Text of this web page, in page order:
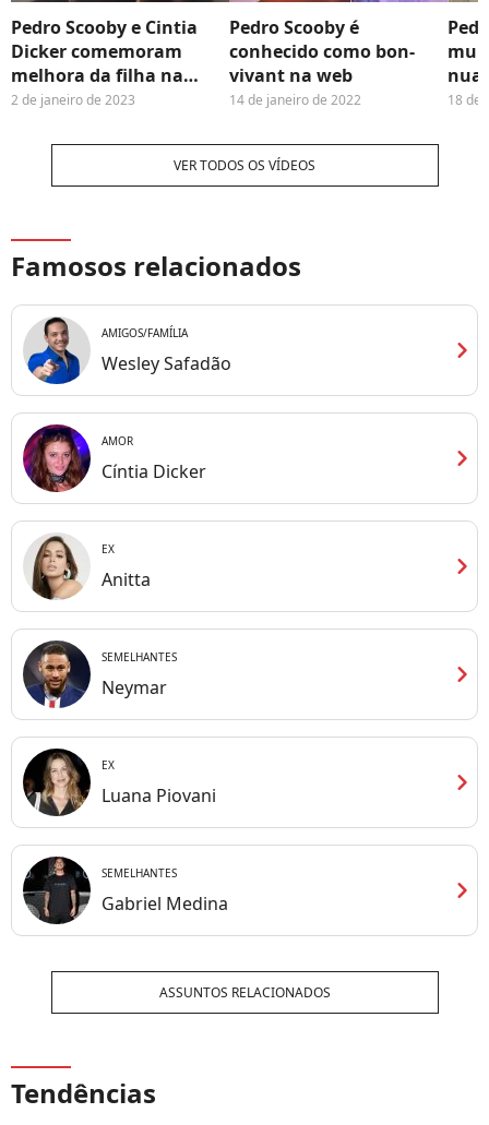
Pedro Scooby e Cintia
Dicker comemoram
melhora da filha na
praia
2 de janeiro de 2023
Pedro Scooby é
conhecido como bon-
vivant na web
14 de janeiro de 2022
nua
18 de
VER TODOS OS VÍDEOS
Famosos relacionados
AMIGOS/FAMÍLIA
Wesley Safadão chevron_right
AMOR
Cíntia Dicker chevron_right
EX
Anitta chevron_right
SEMELHANTES
Neymar chevron_right
EX
Luana Piovani chevron_right
SEMELHANTES
Gabriel Medina chevron_right
ASSUNTOS RELACIONADOS
Tendências